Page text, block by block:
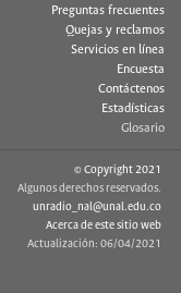
Preguntas frecuentes
Quejas y reclamos
Servicios en línea
Encuesta
Contáctenos
Estadísticas
Glosario
© Copyright 2021
Algunos derechos reservados.
unradio_nal@unal.edu.co
Acerca de este sitio web
Actualización: 06/04/2021